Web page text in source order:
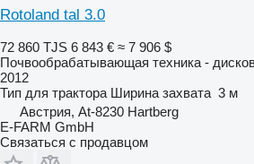
Rotoland tal 3.0
72 860 TJS 6 843 € ≈ 7 906 $
Почвообрабатывающая техника -
2012
Тип для трактора Ширина захвата 3 м
Австрия, At-8230 Hartberg
E-FARM GmbH
Связаться с продавцом